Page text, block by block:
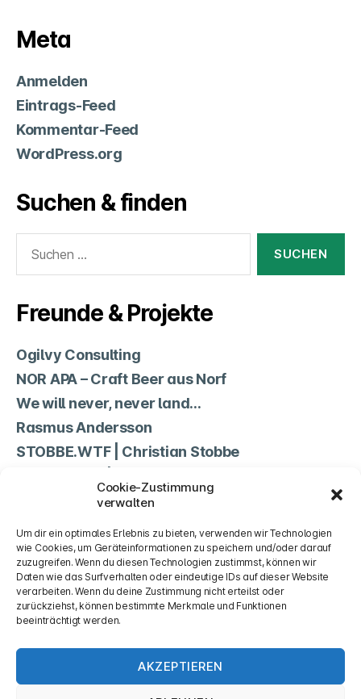
Cookie-Zustimmung
verwalten
Um dir ein optimales Erlebnis zu bieten, verwenden wir Technologien
wie Cookies, um Geräteinformationen zu speichern und/oder darauf
zuzugreifen. Wenn du diesen Technologien zustimmst, können wir
Daten wie das Surfverhalten oder eindeutige IDs auf dieser Website
verarbeiten. Wenn du deine Zustimmung nicht erteilst oder
zurückziehst, können bestimmte Merkmale und Funktionen
beeinträchtigt werden.
AKZEPTIEREN
Meta
Anmelden
Eintrags-Feed
Kommentar-Feed
WordPress.org
Suchen & finden
nach:
Freunde & Projekte
Ogilvy Consulting
NOR APA – Craft Beer aus Norf
We will never, never land…
Rasmus Andersson
STOBBE.WTF | Christian Stobbe
Rechtliches
Impressum & Datenschutzerklärung